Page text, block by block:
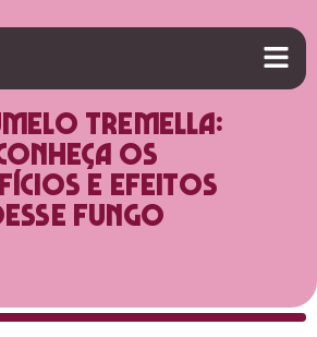
tremella:
os
e efeitos
fungo